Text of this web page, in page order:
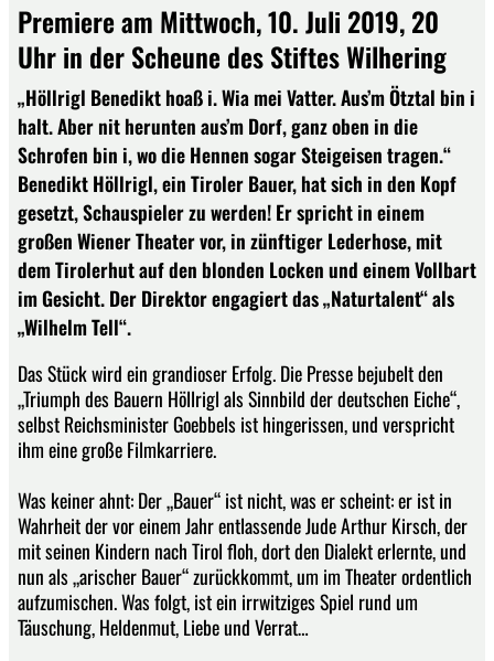
Premiere am Mittwoch, 10. Juli 2019, 20
Uhr in der Scheune des Stiftes Wilhering
„Höllrigl Benedikt hoaß i. Wia mei Vatter. Aus’m Ötztal bin i
halt. Aber nit herunten aus’m Dorf, ganz oben in die
Schrofen bin i, wo die Hennen sogar Steigeisen tragen.“
Benedikt Höllrigl, ein Tiroler Bauer, hat sich in den Kopf
gesetzt, Schauspieler zu werden! Er spricht in einem
großen Wiener Theater vor, in zünftiger Lederhose, mit
dem Tirolerhut auf den blonden Locken und einem Vollbart
im Gesicht. Der Direktor engagiert das „Naturtalent“ als
„Wilhelm Tell“.
Das Stück wird ein grandioser Erfolg. Die Presse bejubelt den
„Triumph des Bauern Höllrigl als Sinnbild der deutschen Eiche“,
selbst Reichsminister Goebbels ist hingerissen, und verspricht
ihm eine große Filmkarriere.
Was keiner ahnt: Der „Bauer“ ist nicht, was er scheint: er ist in
Wahrheit der vor einem Jahr entlassende Jude Arthur Kirsch, der
mit seinen Kindern nach Tirol floh, dort den Dialekt erlernte, und
nun als „arischer Bauer“ zurückkommt, um im Theater ordentlich
aufzumischen. Was folgt, ist ein irrwitziges Spiel rund um
Täuschung, Heldenmut, Liebe und Verrat…